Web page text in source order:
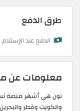
طرق الدفع
الدفع عند الإستلام
معلومات عن
نون هي أشهر منصة